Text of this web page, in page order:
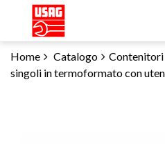
Home Catalogo
singoli in termoformato con